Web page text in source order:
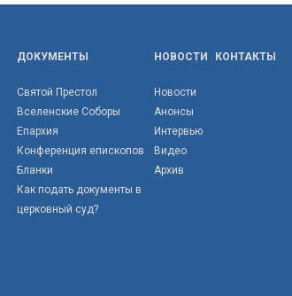
ДОКУМЕНТЫ
Святой Престол
Вселенские Соборы
Епархия
Конференция епископов
Бланки
Как подать документы в
церковный суд?
НОВОСТИ
Новости
Анонсы
Интервью
Видео
Архив
КОНТАКТЫ